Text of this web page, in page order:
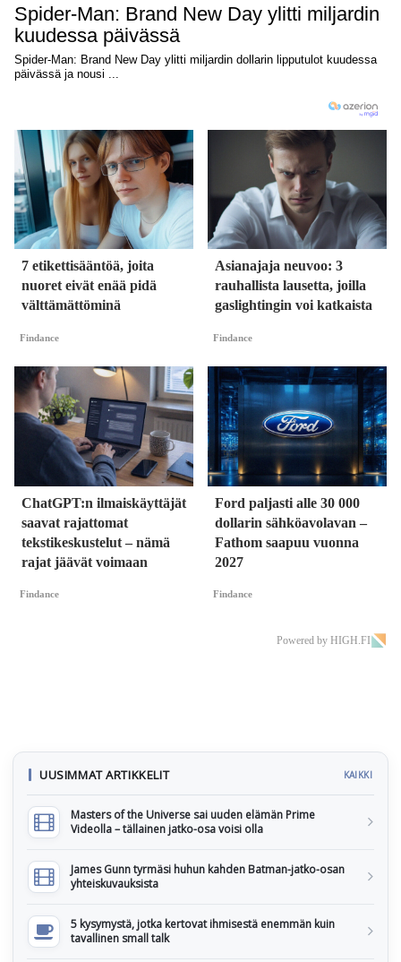
7 etikettisääntöä, joita
nuoret eivät enää pidä
välttämättöminä
Findance
Asianajaja neuvoo: 3
rauhallista lausetta, joilla
gaslightingin voi katkaista
Findance
ChatGPT:n ilmaiskäyttäjät
saavat rajattomat
tekstikeskustelut – nämä
rajat jäävät voimaan
Findance
Ford paljasti alle 30 000
dollarin sähköavolavan –
Fathom saapuu vuonna
2027
Findance
Powered by HIGH.FI
UUSIMMAT ARTIKKELIT KAIKKI
Masters of the Universe sai uuden elämän Prime
Videolla – tällainen jatko-osa voisi olla
James Gunn tyrmäsi huhun kahden Batman-jatko-osan
yhteiskuvauksista
5 kysymystä, jotka kertovat ihmisestä enemmän kuin
tavallinen small talk